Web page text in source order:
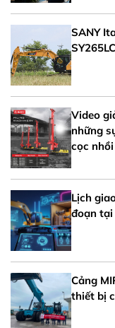
SANY
Video
những
cọc
Lịch
đoạn
Cảng
thiết bị